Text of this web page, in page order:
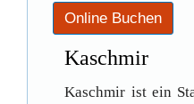
Kaschmir
Kaschmir ist ein